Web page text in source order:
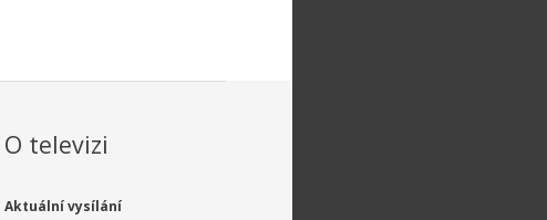
O televizi
Aktuální vysílání